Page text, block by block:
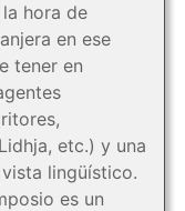
hora de
en ese
tener en
etc.) y una
lingüístico.
es un